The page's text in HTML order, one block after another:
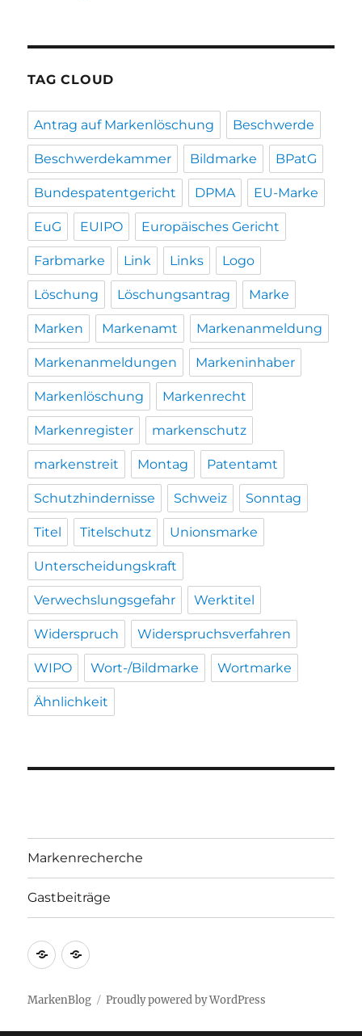
TAG CLOUD
Antrag auf Markenlöschung Beschwerde
Beschwerdekammer Bildmarke BPatG
Bundespatentgericht DPMA EU-Marke
EuG EUIPO Europäisches Gericht
Farbmarke Link Links Logo
Löschung Löschungsantrag Marke
Marken Markenamt Markenanmeldung
Markenanmeldungen Markeninhaber
Markenlöschung Markenrecht
Markenregister markenschutz
markenstreit Montag Patentamt
Schutzhindernisse Schweiz Sonntag
Titel Titelschutz Unionsmarke
Unterscheidungskraft
Verwechslungsgefahr Werktitel
Widerspruch Widerspruchsverfahren
WIPO Wort-/Bildmarke Wortmarke
Ähnlichkeit
Markenrecherche
Gastbeiträge
Markenrecherche
Gastbeiträge
MarkenBlog Proudly powered by WordPress